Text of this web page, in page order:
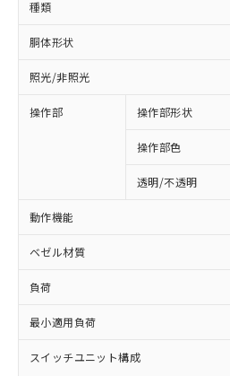
種類
胴体形状
照光/非照光
操作部 操作部形状
操作部色
透明/不透明
動作機能
ベゼル材質
負荷
最小適用負荷
スイッチユニット構成